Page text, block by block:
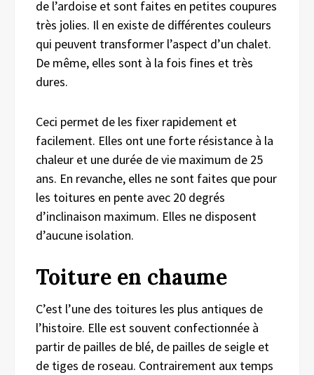
de l’ardoise et sont faites en petites coupures
très jolies. Il en existe de différentes couleurs
qui peuvent transformer l’aspect d’un chalet.
De même, elles sont à la fois fines et très
dures.
Ceci permet de les fixer rapidement et
facilement. Elles ont une forte résistance à la
chaleur et une durée de vie maximum de 25
ans. En revanche, elles ne sont faites que pour
les toitures en pente avec 20 degrés
d’inclinaison maximum. Elles ne disposent
d’aucune isolation.
Toiture en chaume
C’est l’une des toitures les plus antiques de
l’histoire. Elle est souvent confectionnée à
partir de pailles de blé, de pailles de seigle et
de tiges de roseau. Contrairement aux temps